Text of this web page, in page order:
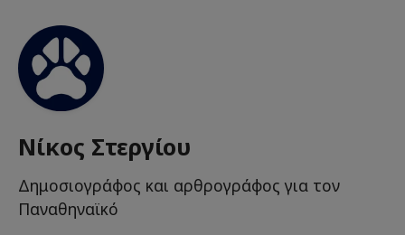
Νίκος Στεργίου
Δημοσιογράφος και αρθρογράφος για τον
Παναθηναϊκό